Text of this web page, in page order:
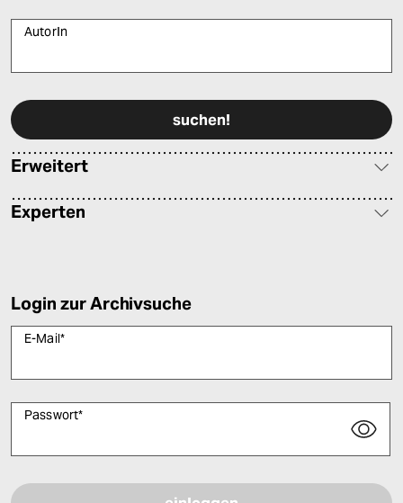
AutorIn
Erweitert
Experten
Login zur Archivsuche
E-Mail*
Passwort*